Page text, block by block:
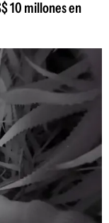
10 millones en